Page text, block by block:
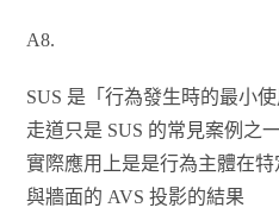
A8.
SUS 是「行為發生時的最小使
走道只是 SUS 的常見案例之
實際應用上是是行為主體在特
與牆面的 AVS 投影的結果